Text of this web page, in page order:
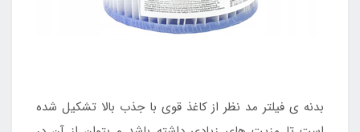
بدنه ی فیلتر مد نظر از کاغذ قوی با جذب بالا تشکیل شده